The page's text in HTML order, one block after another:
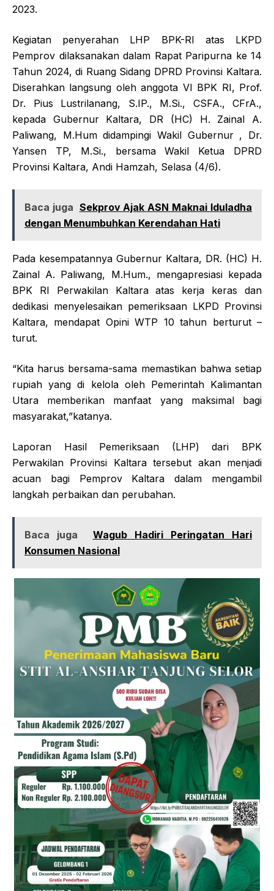
2023.
Kegiatan penyerahan LHP BPK-RI atas LKPD
Pemprov dilaksanakan dalam Rapat Paripurna ke 14
Tahun 2024, di Ruang Sidang DPRD Provinsi Kaltara.
Diserahkan langsung oleh anggota VI BPK RI, Prof.
Dr. Pius Lustrilanang, S.IP., M.Si., CSFA., CFrA.,
kepada Gubernur Kaltara, DR (HC) H. Zainal A.
Paliwang, M.Hum didampingi Wakil Gubernur , Dr.
Yansen TP, M.Si., bersama Wakil Ketua DPRD
Provinsi Kaltara, Andi Hamzah, Selasa (4/6).
Baca juga Sekprov Ajak ASN Maknai Iduladha
dengan Menumbuhkan Kerendahan Hati
Pada kesempatannya Gubernur Kaltara, DR. (HC) H.
Zainal A. Paliwang, M.Hum., mengapresiasi kepada
BPK RI Perwakilan Kaltara atas kerja keras dan
dedikasi menyelesaikan pemeriksaan LKPD Provinsi
Kaltara, mendapat Opini WTP 10 tahun berturut –
turut.
“Kita harus bersama-sama memastikan bahwa setiap
rupiah yang di kelola oleh Pemerintah Kalimantan
Utara memberikan manfaat yang maksimal bagi
masyarakat,”katanya.
Laporan Hasil Pemeriksaan (LHP) dari BPK
Perwakilan Provinsi Kaltara tersebut akan menjadi
acuan bagi Pemprov Kaltara dalam mengambil
langkah perbaikan dan perubahan.
Baca juga
Wagub Hadiri Peringatan Hari
Konsumen Nasional